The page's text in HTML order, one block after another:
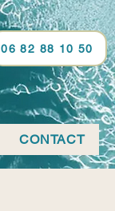
CONTACT
06 82 88 10 50